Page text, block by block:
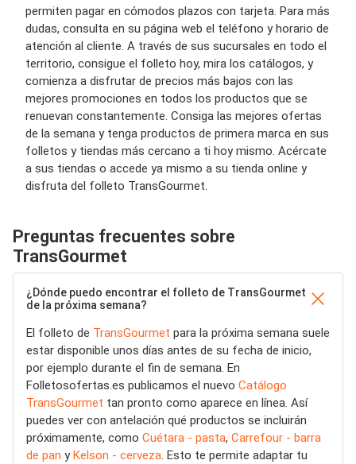
permiten pagar en cómodos plazos con tarjeta. Para más
dudas, consulta en su página web el teléfono y horario de
atención al cliente. A través de sus sucursales en todo el
territorio, consigue el folleto hoy, mira los catálogos, y
comienza a disfrutar de precios más bajos con las
mejores promociones en todos los productos que se
renuevan constantemente. Consiga las mejores ofertas
de la semana y tenga productos de primera marca en sus
folletos y tiendas más cercano a ti hoy mismo. Acércate
a sus tiendas o accede ya mismo a su tienda online y
disfruta del folleto TransGourmet.
Preguntas frecuentes sobre
TransGourmet
¿Dónde puedo encontrar el folleto de TransGourmet
de la próxima semana?
El folleto de TransGourmet para la próxima semana suele
estar disponible unos días antes de su fecha de inicio,
por ejemplo durante el fin de semana. En
Folletosofertas.es publicamos el nuevo Catálogo
TransGourmet tan pronto como aparece en línea. Así
puedes ver con antelación qué productos se incluirán
próximamente, como Cuétara - pasta, Carrefour - barra
de pan yKelson - cerveza. Esto te permite adaptar tu